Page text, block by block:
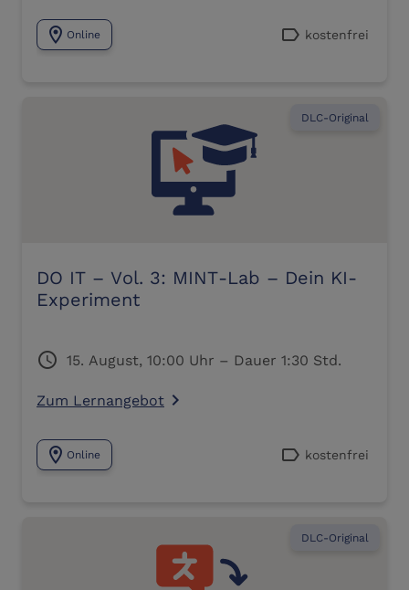
location_on Online label kostenfrei
DLC-Original
DO IT – Vol. 3: MINT-Lab – Dein KI-
Experiment
schedule
15. August, 10:00 Uhr – Dauer 1:30 Std.
Zum Lernangebot navigate_next
location_on Online label kostenfrei
DLC-Original